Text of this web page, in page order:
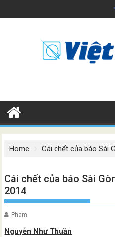
to
Home Cái chết của báo Sài
Cái chết của báo Sài
2014
Pham
Nguyễn Như Thuần